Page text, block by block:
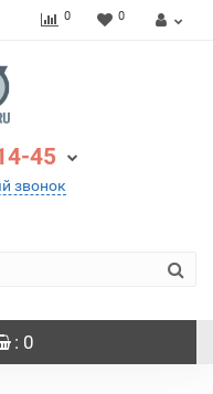
0 0
45
звонок
: 0